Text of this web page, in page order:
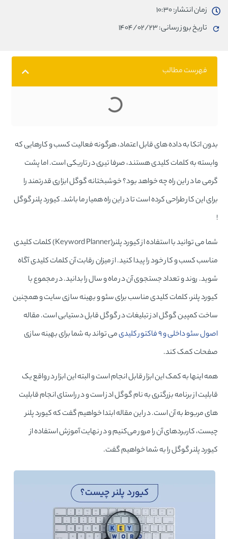
زمان انتشار:۱۰:۳۰
تاریخ بروز رسانی: ۱۴۰۴/۰۲/۲۳
فهرست مطالب
بدون اتکا به داده های قابل اعتماد، هرگونه فعالیت کسب و کارهایی که
وابسته به کلمات کلیدی هستند، صرفا تیری در تاریکی است. اما پشت
گرمی ما در این راه چه خواهد بود؟ خوشبختانه گوگل ابزاری قدرتمند را
برای این کار طراحی کرده است تا در این راه همیار ما باشد. کیورد پلنر گوگل
!
شما می توانید با استفاده از کیورد پلنر(Keyword Planner) کلمات کلیدی
مناسب کسب و کار خود را پیدا کنید. از میزان رقابت آن کلمات کلیدی آگاه
شوید. روند و تعداد جستجوی آن در ماه و سال را بدانید. در مجموع با
کیورد پلنر، کلمات کلیدی مناسب برای سئو و بهینه سازی سایت و همچنین
ساخت کمپین گوگل ادز تبلیغات در گوگل قابل دستیابی است. مقاله
اصول سئو داخلی و ۹ فاکتور کلیدی
می تواند به شما برای بهینه سازی
صفحات کمک کند.
همه اینها به کمک این ابزار قابل انجام است و البته این ابزار در واقع یک
قابلیت از برنامه بزرگتری به نام گوگل ادز است و در راستای انجام قابلیت
های مربوط به آن است. در این مقاله ابتدا خواهیم گفت که کیورد پلنر
چیست، کاربردهای آن را مرور می‌کنیم و در نهایت آموزش استفاده از
کیورد پلنر گوگل را به شما خواهیم گفت.